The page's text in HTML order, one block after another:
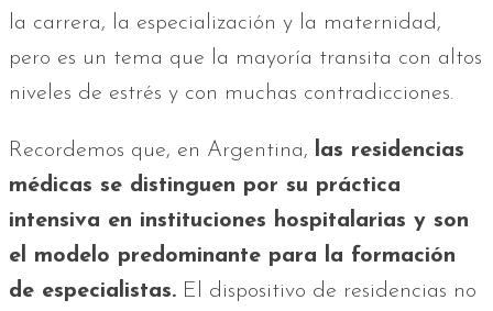
la carrera, la especialización y la maternidad,
pero es un tema que la mayoría transita con altos
niveles de estrés y con muchas contradicciones.
Recordemos que, en Argentina,
las residencias
médicas se distinguen por su práctica
intensiva en instituciones hospitalarias y son
el modelo predominante para la formación
de especialistas. El dispositivo de residencias no